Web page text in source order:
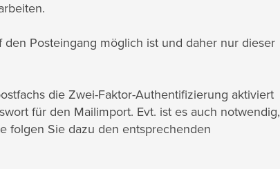
Posteingang möglich ist und daher nur dieser
die Zwei-Faktor-Authentifizierung aktiviert
für den Mailimport. Evt. ist es auch notwendig,
folgen Sie dazu den entsprechenden